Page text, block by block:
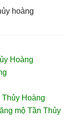
hoàng
Hoàng
Thủy Hoàng
mộ Tần Thủy